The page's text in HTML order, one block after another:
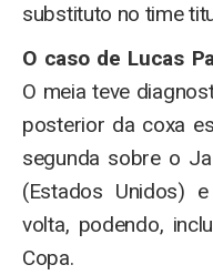
substituto no time
O caso de Lucas
O meia teve
posterior da coxa
segunda sobre o
(Estados Unidos)
volta, podendo,
Copa.